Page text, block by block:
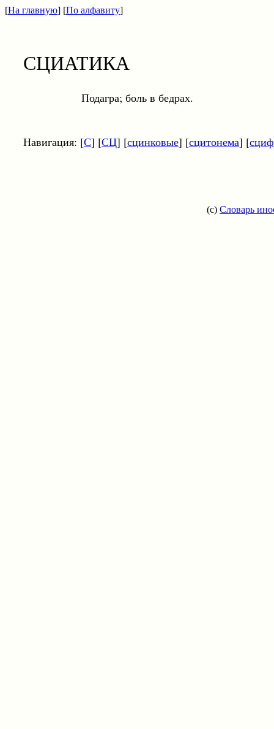
[На главную] [По алфавиту]
СЦИАТИКА
Подагра; боль в бедрах.
Навигация: [С] [СЦ] [сцинковые] [сцитонема] [
(c) Словарь